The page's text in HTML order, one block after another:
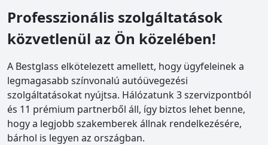
Professzionális szolgáltatások
közvetlenül az Ön közelében!
A Bestglass elkötelezett amellett, hogy ügyfeleinek a
legmagasabb színvonalú autóüvegezési
szolgáltatásokat nyújtsa. Hálózatunk 3 szervizpontból
és 11 prémium partnerből áll, így biztos lehet benne,
hogy a legjobb szakemberek állnak rendelkezésére,
bárhol is legyen az országban.